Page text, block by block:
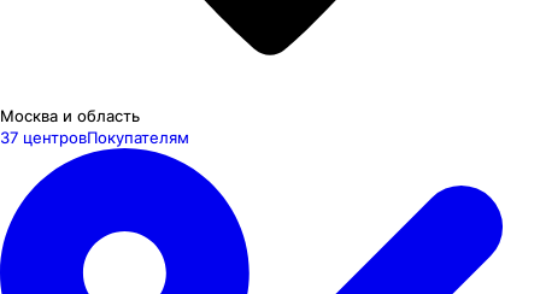
Москва и область
37 центровПокупателям